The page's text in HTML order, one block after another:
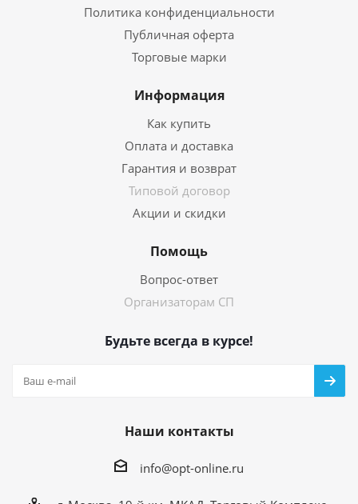
Политика конфиденциальности
Публичная оферта
Торговые марки
Информация
Как купить
Оплата и доставка
Гарантия и возврат
Типовой договор
Акции и скидки
Помощь
Вопрос-ответ
Организаторам СП
Будьте всегда в курсе!
Наши контакты
info@opt-online.ru